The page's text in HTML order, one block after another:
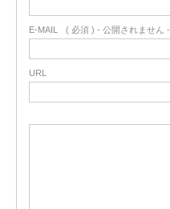
E-MAIL ( 必須 ) - 公開されません -
URL